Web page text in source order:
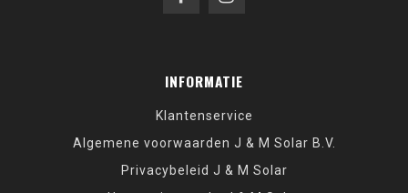
INFORMATIE
Klantenservice
Algemene voorwaarden J & M Solar B.V.
Privacybeleid J & M Solar